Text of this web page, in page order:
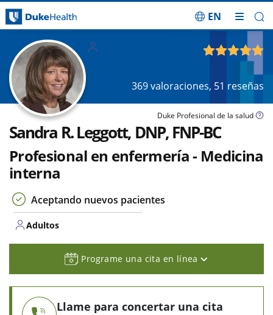
EN
369valoraciones, 51 reseñas
Duke Profesional de la salud
Sandra R. Leggott, DNP, FNP-BC
Profesional en enfermería - Medicina
interna
Aceptando nuevos pacientes
Adultos
Programe una cita en línea
Llame para concertar una cita